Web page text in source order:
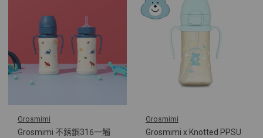
Grosmimi
Grosmimi 不銹鋼316一觸
Grosmimi
Grosmimi x Knotted PPSU